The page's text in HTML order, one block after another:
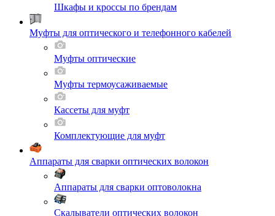
Шкафы и кроссы по брендам
Муфты для оптического и телефонного кабелей
Муфты оптические
Муфты термоусаживаемые
Кассеты для муфт
Комплектующие для муфт
Аппараты для сварки оптических волокон
Аппараты для сварки оптоволокна
Скалыватели оптических волокон